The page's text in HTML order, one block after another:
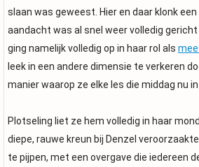
slaan was geweest. Hier en daar klonk
aandacht was al snel weer volledig
ging namelijk volledig op in haar rol als
leek in een andere dimensie te verkeren
manier waarop ze elke les die middag nu
Plotseling liet ze hem volledig in haar
diepe, rauwe kreun bij Denzel
te pijpen, met een overgave die iedereen